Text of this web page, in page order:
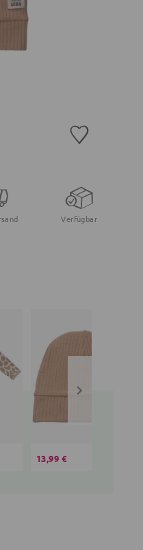
Verfügbar
13,99 €